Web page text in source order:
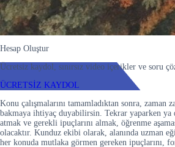
Hesap Oluştur
Ücretsiz kaydol, sınırsız video içerikler ve soru
ÜCRETSİZ KAYDOL
Konu çalışmalarını tamamladıktan sonra, zaman
bakmaya ihtiyaç duyabilirsin. Tekrar yaparken ya
atmak ve gerekli ipuçlarını almak, öğrenme
olacaktır. Kunduz ekibi olarak, alanında uzman
her konuda mutlaka görmen gereken ipuçlarını,